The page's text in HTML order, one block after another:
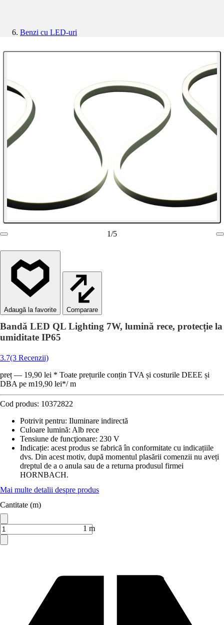
Benzi cu LED-uri
1/5
Comparare
Bandă LED QL Lighting 7W, lumină rece, protecție la
umiditate IP65
3.7(3 Recenzii)
preț — 19,90 lei * Toate prețurile conțin TVA și costurile DEEE și
DBA pe m19,90 lei*/ m
Cod produs: 10372822
Potrivit pentru: Iluminare indirectă
Culoare lumină: Alb rece
Tensiune de funcţionare: 230 V
Indicație: acest produs se fabrică în conformitate cu indicațiile
dvs. Din acest motiv, după momentul plasării comenzii nu aveți
dreptul de a o anula sau de a returna produsul firmei
HORNBACH.
Mai multe detalii despre produs
Cantitate (m)
1 m